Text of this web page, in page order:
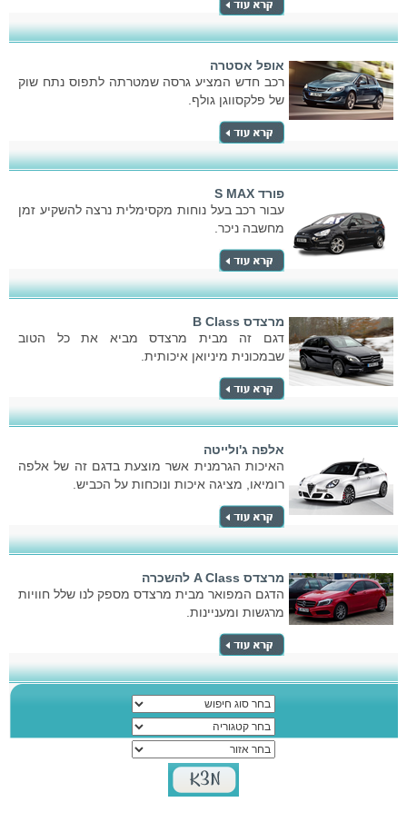
אופל אסטרה
רכב חדש המציע גרסה שמטרתה לתפוס נתח שוק
של פלקסווגן גולף.
פורד S MAX
עבור רכב בעל נוחות מקסימלית נרצה להשקיע זמן
מחשבה ניכר.
מרצדס B Class
דגם זה מבית מרצדס מביא את כל הטוב
שבמכונית מיניואן איכותית.
אלפה ג'ולייטה
האיכות הגרמנית אשר מוצעת בדגם זה של אלפה
רומיאו, מציגה איכות ונוכחות על הכביש.
מרצדס A Class להשכרה
הדגם המפואר מבית מרצדס מספק לנו שלל חוויות
מרגשות ומעניינות.